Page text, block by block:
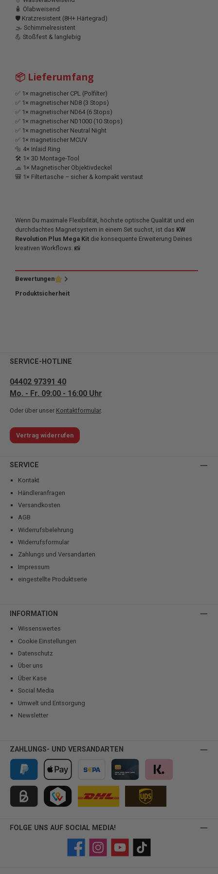
🧴 Ölabweisend
🛡 Kratzresistent (8H+ Härtegrad)
🌫 Schimmelresistent
💪 Stoßfest & langlebig
📦 Lieferumfang
✅ 1× magnetischer CPL (Polfilter)
✅ 1× magnetischer ND8 (3 Stops)
✅ 1× magnetischer ND64 (6 Stops)
✅ 1× magnetischer ND1000 (10 Stops)
✅ 1× magnetischer Neutral Night
✅ 1× magnetischer MCUV
🔩 4× Inlaid Ring
🛠 1× 3D Montage-Tool
🧢 1× Magnetischer Objektivdeckel
🎒 1× Filtertasche – sicher & kompakt verstaut
Wenn Du maximale Flexibilität, höchste optische Qualität und ein
durchdachtes Magnetsystem in einem Set suchst, ist das KW
Revolution Plus Mega Kit die konsequente Erweiterung Deines
kreativen Workflows. 📸
Bewertungen
Produktsicherheit
SERVICE-HOTLINE
04402 97391 40
Mo. - Fr. 09:00 - 16:00 Uhr
Oder über unser Kontaktformular.
Vertrag widerrufen
SERVICE
Kontakt
Händleranfragen
Versandkosten
AGB
Widerrufsbelehrung
Widerrufsformular
Zahlungs und Versandarten
Impressum
eingestellte Produktserie
INFORMATION
Wissenswertes
Cookie Einstellungen
Datenschutz
Über uns
Über Kase
Social Media
Umwelt und Entsorgung
Newsletter
ZAHLUNGS- UND VERSANDARTEN
PayPal Apple Pay Vorkasse Kreditkarte Klarna
FOLGE UNS AUF SOCIAL MEDIA!
FacebookInstagramYouTube TikTok